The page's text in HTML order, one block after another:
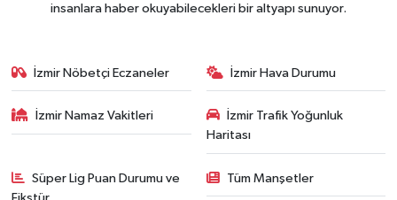
insanlara haber okuyabilecekleri bir altyapı sunuyor.
İzmir Nöbetçi Eczaneler İzmir Hava Durumu
İzmir Namaz Vakitleri
İzmir Trafik Yoğunluk
Haritası
Süper Lig Puan Durumu ve
Tüm Manşetler